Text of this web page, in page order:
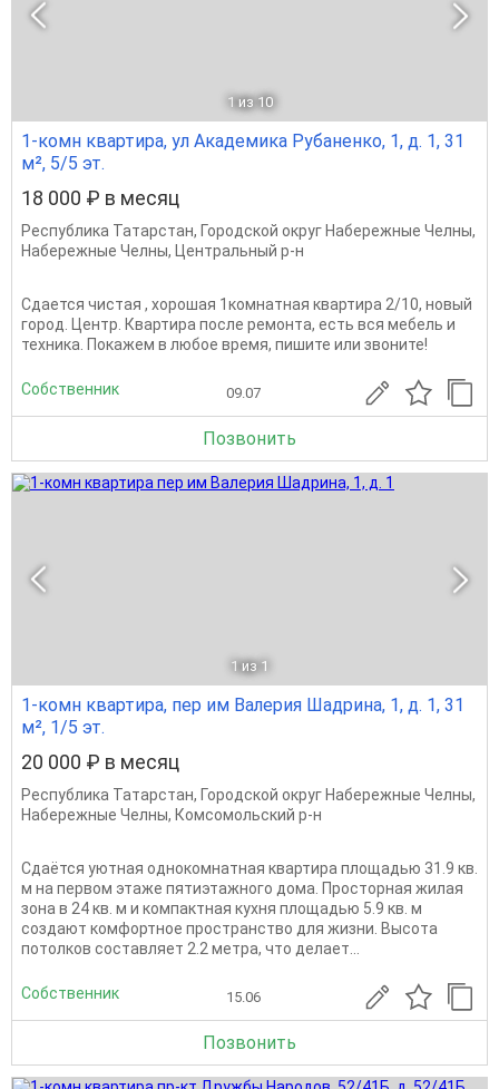
1 из 10
1-комн квартира, ул Академика Рубаненко, 1, д. 1, 31
м², 5/5 эт.
18 000 ₽ в месяц
Республика Татарстан, Городской округ Набережные Челны,
Набережные Челны, Центральный р-н
Сдается чистая , хорошая 1комнатная квартира 2/10, новый
город. Центр. Квартира после ремонта, есть вся мебель и
техника. Покажем в любое время, пишите или звоните!
Собственник 09.07
Позвонить
1 из 1
1-комн квартира, пер им Валерия Шадрина, 1, д. 1, 31
м², 1/5 эт.
20 000 ₽ в месяц
Республика Татарстан, Городской округ Набережные Челны,
Набережные Челны, Комсомольский р-н
Сдаётся уютная однокомнатная квартира площадью 31.9 кв.
м на первом этаже пятиэтажного дома. Просторная жилая
зона в 24 кв. м и компактная кухня площадью 5.9 кв. м
создают комфортное пространство для жизни. Высота
потолков составляет 2.2 метра, что делает...
Собственник 15.06
Позвонить